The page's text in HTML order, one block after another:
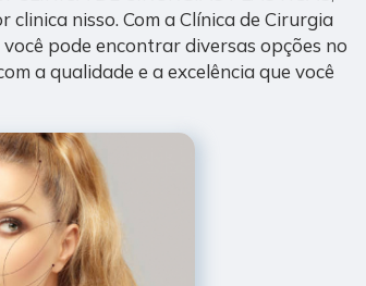
clinica nisso. Com a Clínica de Cirurgia
pode encontrar diversas opções no
a qualidade e a excelência que você